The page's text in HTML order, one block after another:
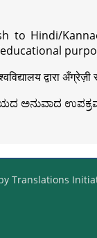
to Hindi/
द्वारा
ಅನುವಾದ
Translations